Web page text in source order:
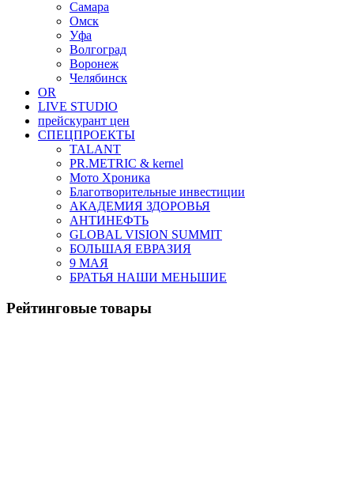
Самара
Омск
Уфа
Волгоград
Воронеж
Челябинск
OR
LIVE STUDIO
прейскурант цен
СПЕЦПРОЕКТЫ
TALANT
PR.METRIC & kernel
Мото Хроника
Благотворительные инвестиции
АКАДЕМИЯ ЗДОРОВЬЯ
АНТИНЕФТЬ
GLOBAL VISION SUMMIT
БОЛЬШАЯ ЕВРАЗИЯ
9 МАЯ
БРАТЬЯ НАШИ МЕНЬШИЕ
Рейтинговые товары